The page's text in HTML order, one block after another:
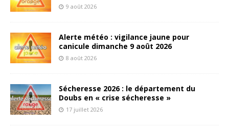
9 août 2026
Alerte météo : vigilance jaune pour
canicule dimanche 9 août 2026
8 août 2026
Sécheresse 2026 : le département du
Doubs en « crise sécheresse »
17 juillet 2026